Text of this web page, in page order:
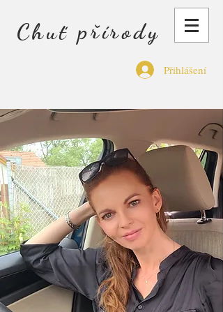
Chuť přírody
Přihlášení